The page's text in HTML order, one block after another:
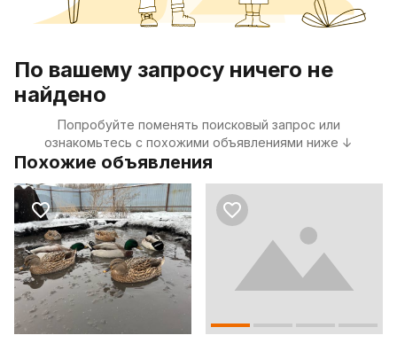
По вашему запросу ничего не
найдено
Попробуйте поменять поисковый запрос или
ознакомьтесь с похожими объявлениями ниже ↓
Похожие объявления